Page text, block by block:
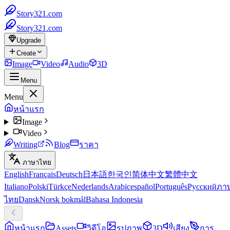
Story321.com
Story321.com
Upgrade
Create
Image Video Audio 3D
Menu
Menu
หน้าแรก
Image
Video
Writing
Blog ราคา
ภาษาไทย
EnglishFrançaisDeutsch 日本語한국인简体中文繁體中文
ItalianoPolskiTürkçeNederlandsArabicespañolPortuguêsРусскийภา
ไทยDanskNorsk bokmålBahasa Indonesia
หน้าแรก Assets วิดีโอ รูปภาพ 3D เสียง
การ